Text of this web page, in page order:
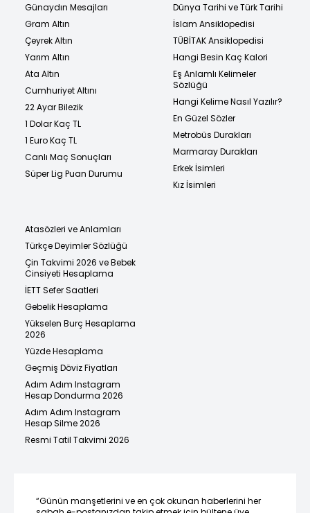
Günaydın Mesajları
Gram Altın
Çeyrek Altın
Yarım Altın
Ata Altın
Cumhuriyet Altını
22 Ayar Bilezik
1 Dolar Kaç TL
1 Euro Kaç TL
Canlı Maç Sonuçları
Süper Lig Puan Durumu
Dünya Tarihi ve Türk Tarihi
İslam Ansiklopedisi
TÜBİTAK Ansiklopedisi
Hangi Besin Kaç Kalori
Eş Anlamlı Kelimeler
Sözlüğü
Hangi Kelime Nasıl Yazılır?
En Güzel Sözler
Metrobüs Durakları
Marmaray Durakları
Erkek İsimleri
Kız İsimleri
Atasözleri ve Anlamları
Türkçe Deyimler Sözlüğü
Çin Takvimi 2026 ve Bebek
Cinsiyeti Hesaplama
İETT Sefer Saatleri
Gebelik Hesaplama
Yükselen Burç Hesaplama
2026
Yüzde Hesaplama
Geçmiş Döviz Fiyatları
Adım Adım Instagram
Hesap Dondurma 2026
Adım Adım Instagram
Hesap Silme 2026
Resmi Tatil Takvimi 2026
“Günün manşetlerini ve en çok okunan haberlerini her